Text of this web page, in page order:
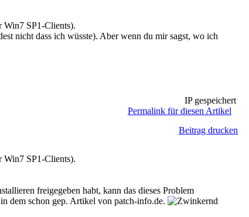
Win7 SP1-Clients).
nicht dass ich wüsste). Aber wenn du mir sagst, wo ich
IP gespeichert
Permalink für diesen Artikel
Beitrag drucken
Win7 SP1-Clients).
freigegeben habt, kann das dieses Problem
dem schon gep. Artikel von patch-info.de.